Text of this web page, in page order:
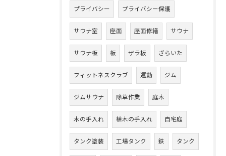
プライバシー プライバシー保護
サウナ室 座面 座面修繕 サウナ
サウナ板 板 ザラ板 ざらいた
フィットネスクラブ 運動 ジム
ジムサウナ 除草作業 庭木
木の手入れ 植木の手入れ 自宅庭
タンク塗装 工場タンク 鉄 タンク